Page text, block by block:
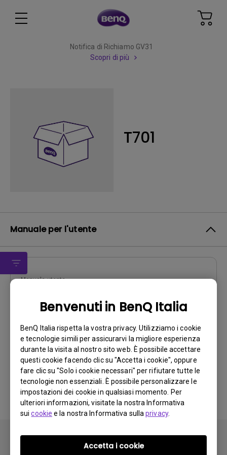
Benvenuti in BenQ Italia
BenQ Italia rispetta la vostra privacy. Utilizziamo i cookie
e tecnologie simili per assicurarvi la migliore esperienza
durante la visita al nostro sito web. È possibile accettare
questi cookie facendo clic su "Accetta i cookie", oppure
fare clic su "Solo i cookie necessari" per rifiutare tutte le
tecnologie non essenziali. È possibile personalizzare le
impostazioni dei cookie in qualsiasi momento. Per
ulteriori informazioni, visitate la nostra Informativa
suicookie e la nostra Informativa sullaprivacy.
Accetta i cookie
Notifica di Richiamo GV31
Scopri di più
T701
Manuale per l'utente
Manuale utente
Lingua:Italian
Dimensioni file:86.27 KB
Anteprima